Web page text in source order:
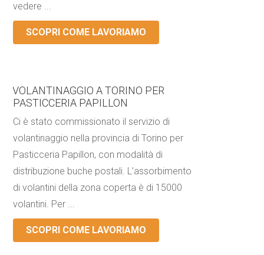
vedere ...
SCOPRI COME LAVORIAMO
VOLANTINAGGIO A TORINO PER
PASTICCERIA PAPILLON
Ci è stato commissionato il servizio di
volantinaggio nella provincia di Torino per
Pasticceria Papillon, con modalità di
distribuzione buche postali. L’assorbimento
di volantini della zona coperta è di 15000
volantini. Per ...
SCOPRI COME LAVORIAMO